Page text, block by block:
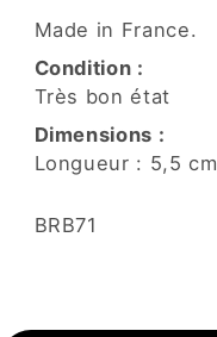
Made in France.
Condition :
Très bon état
Dimensions :
Longueur : 5,5
SKU:
BRB71